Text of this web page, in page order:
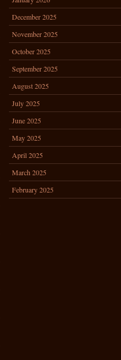
December 2025
November 2025
October 2025
September 2025
August 2025
July 2025
June 2025
May 2025
April 2025
March 2025
February 2025